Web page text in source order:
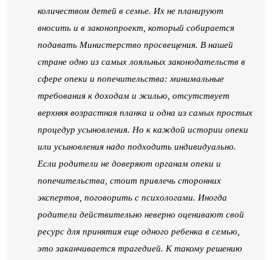
количеством детей в семье. Их не планируют
вносить и в законопроект, который собирается
подавать Министерство просвещения. В нашей
стране одно из самых лояльных законодательств в
сфере опеки и попечительства: минимальные
требования к доходам и жилью, отсутствует
верхняя возрастная планка и одна из самых простых
процедур усыновления. Но к каждой истории опеки
или усыновления надо подходить индивидуально.
Если родители не доверяют органам опеки и
попечительства, стоит привлечь сторонних
экспертов, поговорить с психологами. Иногда
родители действительно неверно оценивают свой
ресурс для принятия еще одного ребенка в семью,
это заканчивается трагедией. К такому решению